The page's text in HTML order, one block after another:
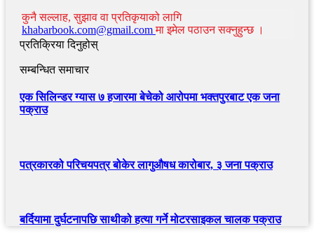
कुनै सल्लाह, सुझाव वा प्रतिकृयाको लागि
khabarbook.com@gmail.comमा इमेल पठाउन सक्नुहुन्छ ।
प्रतिक्रिया दिनुहोस्
सम्बन्धित समाचार
एक सिलिन्डर ग्यास ७ हजारमा बेचेको आरोपमा भक्तपुरबाट एक जना
पक्राउ
पत्रकारको परिचयपत्र बोकेर लागुऔषध कारोबार, ३ जना पक्राउ
बर्दियामा दुर्घटनापछि साथीको हत्या गर्ने मोटरसाइकल चालक पक्राउ